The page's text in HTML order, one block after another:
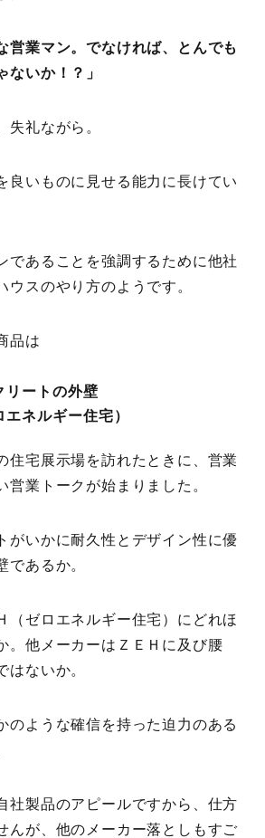
営業マン。でなければ、とんでも
ないか！？」
失礼ながら。
良いものに見せる能力に長けてい
であることを強調するために他社
ウスのやり方のようです。
品は
リートの外壁
エネルギー住宅）
住宅展示場を訪れたときに、営業
営業トークが始まりました。
がいかに耐久性とデザイン性に優
であるか。
（ゼロエネルギー住宅）にどれほ
。他メーカーはＺＥＨに及び腰
はないか。
のような確信を持った迫力のある
社製品のアピールですから、仕方
んが、他のメーカー落としもすご